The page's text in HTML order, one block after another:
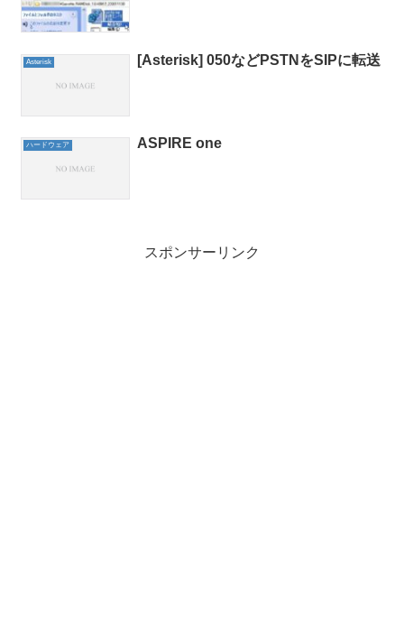
Asterisk [Asterisk] 050などPSTNをSIPに転送
ハードウェア ASPIRE one
スポンサーリンク